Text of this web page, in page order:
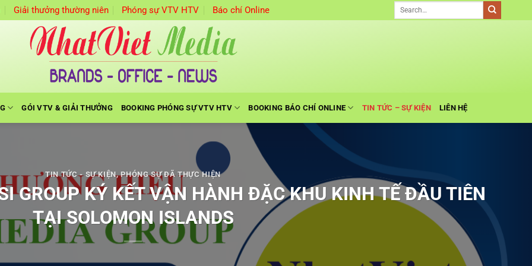
Giải thưởng thường niên Phóng sự VTV HTV Báo chí Online
GÓI VTV & GIẢI THƯỞNG BOOKING PHÓNG SỰ VTV HTV BOOKING BÁO CHÍ ONLINE TIN TỨC – SỰ KIỆN LIÊN HỆ
TIN TỨC - SỰ KIỆN,PHÓNG SỰ ĐÃ THỰC HIỆN
GROUP KÝ KẾT VẬN HÀNH ĐẶC KHU KINH TẾ ĐẦU TIÊN
TẠI SOLOMON ISLANDS